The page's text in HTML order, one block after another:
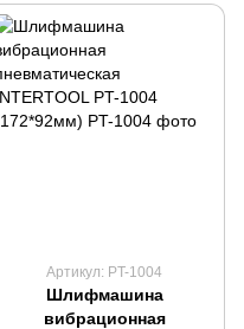
Артикул: PT-1004
Шлифмашина
вибрационная